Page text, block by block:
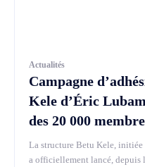
Actualités
Campagne
Kele d’Éric
des 20 000
La structure Betu Kele,
a officiellement lancé, depuis